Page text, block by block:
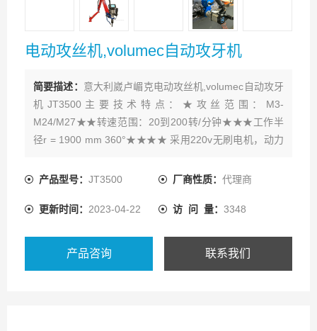
电动攻丝机,volumec自动攻牙机
简要描述： 意大利崴卢嵋克电动攻丝机,volumec自动攻牙
机JT3500主要技术特点：★攻丝范围：M3-
M24/M27★★转速范围：20到200转/分钟★★★工作半
径r = 1900 mm 360°★★★★ 采用220v无刷电机，动力
产品型号： JT3500 厂商性质： 代理商
更新时间： 2023-04-22 访 问 量： 3348
产品咨询 联系我们